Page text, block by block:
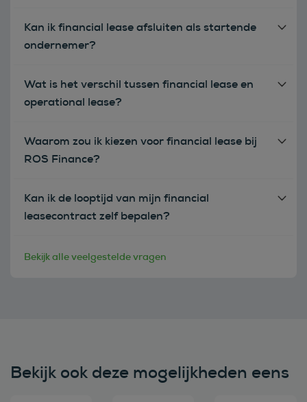
Kan ik financial lease afsluiten als startende
ondernemer?
Wat is het verschil tussen financial lease en
operational lease?
Waarom zou ik kiezen voor financial lease bij
ROS Finance?
Kan ik de looptijd van mijn financial
leasecontract zelf bepalen?
Bekijk alle veelgestelde vragen
Bekijk ook deze mogelijkheden eens